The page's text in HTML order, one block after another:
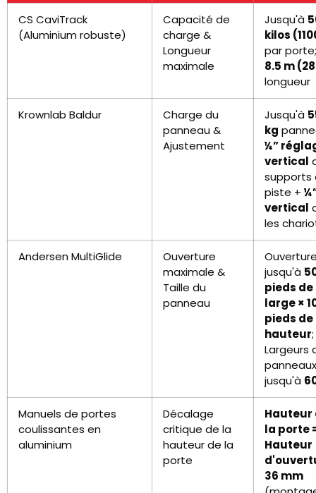
CS CaviTrack
(Aluminium robuste)
Capacité de
charge &
Longueur
maximale
Jusqu'à
kilos
par
8.5 m
longueur
Krownlab Baldur
Charge du
panneau &
Ajustement
Jusqu'à
kg
¼”
vertical
supports
piste +
vertical
les
Andersen MultiGlide
Ouverture
maximale &
Taille du
panneau
jusqu'à
pieds de
large ×
pieds de
hauteur;
Largeurs
panneaux
jusqu'à
Manuels de portes
coulissantes en
aluminium
Décalage
critique de la
hauteur de la
porte
Hauteur
la porte
Hauteur
36 mm